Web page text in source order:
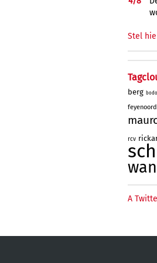
Stel
berg bodo
feyenoord
rcv
A